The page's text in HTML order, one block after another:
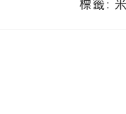
標籤: